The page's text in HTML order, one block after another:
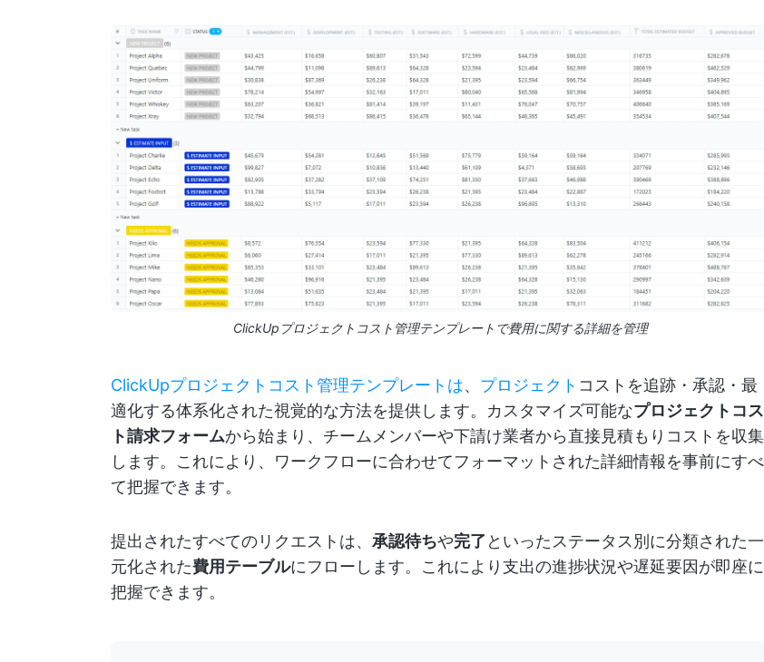
ClickUpプロジェクトコスト管理テンプレートで費用に関する詳細を管理
ClickUpプロジェクトコスト管理テンプレートは、 プロジェクト コストを追跡・承認・最
適化する体系化された視覚的な方法を提供します。カスタマイズ可能なプロジェクトコス
ト請求フォームから始まり、チームメンバーや下請け業者から直接見積もりコストを収集
します。これにより、ワークフローに合わせてフォーマットされた詳細情報を事前にすべ
て把握できます。
提出されたすべてのリクエストは、 承認待ちや完了 といったステータス別に分類された一
元化された費用テーブルにフローします。これにより支出の進捗状況や遅延要因が即座に
把握できます。